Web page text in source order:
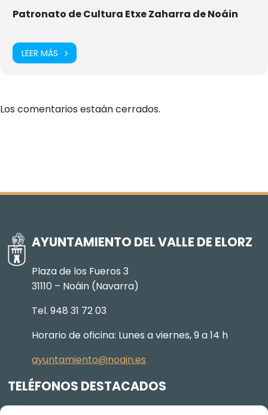
Patronato de Cultura Etxe Zaharra de Noáin
LEER MÁS
Los comentarios estaán cerrados.
AYUNTAMIENTO DEL VALLE DE ELORZ
Plaza de los Fueros 3
31110 – Noáin (Navarra)
Tel. 948 31 72 03
Horario de oficina: Lunes a viernes, 9 a 14 h
ayuntamiento@noain.es
TELÉFONOS DESTACADOS